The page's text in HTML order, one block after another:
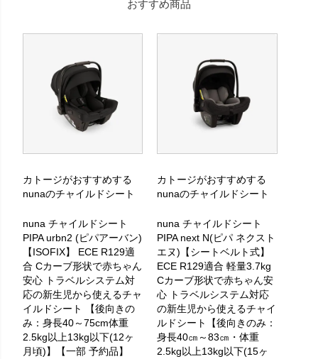
おすすめ商品
カトージがおすすめする
nunaのチャイルドシート
nuna チャイルドシート
PIPA urbn2 (ピパアーバン)
【ISOFIX】 ECE R129適
合 Cカーブ形状で赤ちゃん
安心 トラベルシステム対
応の新生児から使えるチャ
イルドシート 【後向きの
み：身長40～75cm体重
2.5kg以上13kg以下(12ヶ
月頃)】【一部 予約品】
カトージがおすすめする
nunaのチャイルドシート
nuna チャイルドシート
PIPA next N(ピパ ネクスト
エヌ)【シートベルト式】
ECE R129適合 軽量3.7kg
Cカーブ形状で赤ちゃん安
心 トラベルシステム対応
の新生児から使えるチャイ
ルドシート【後向きのみ：
身長40㎝～83㎝・体重
2.5kg以上13kg以下(15ヶ